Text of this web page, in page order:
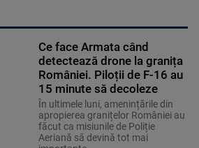
Ce face Armata când
detectează drone la granița
României. Piloții de F-16 au
15 minute să decoleze
În ultimele luni, amenințările din
apropierea granițelor României au
făcut ca misiunile de Poliție
Aeriană să devină tot mai